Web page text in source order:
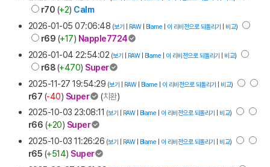
r70 (+2) Calm
2026-01-05 07:06:48 (보기 RAW| Blame 이 리비전으로 되돌리기 비교)
r69 (+17) Napple7724
2026-01-04 22:54:02 (보기 RAW| Blame 이 리비전으로 되돌리기 비교)
r68(+470) Super
2025-11-27 19:54:29 (보기 RAW| Blame 이 리비전으로 되돌리기 비교)
r67 (-40) Super (치환)
2025-10-03 23:08:11 (보기 RAW| Blame 이 리비전으로 되돌리기 비교)
r66 (+20) Super
2025-10-03 11:26:26 (보기 RAW| Blame 이 리비전으로 되돌리기 비교)
r65 (+514) Super